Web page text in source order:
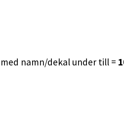
namn/dekal under till =